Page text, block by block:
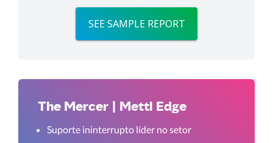
SEE SAMPLE REPORT
The Mercer | Mettl Edge
Suporte ininterrupto líder no setor